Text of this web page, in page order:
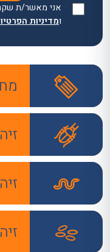
אני מאשר/ת
ומדיניות